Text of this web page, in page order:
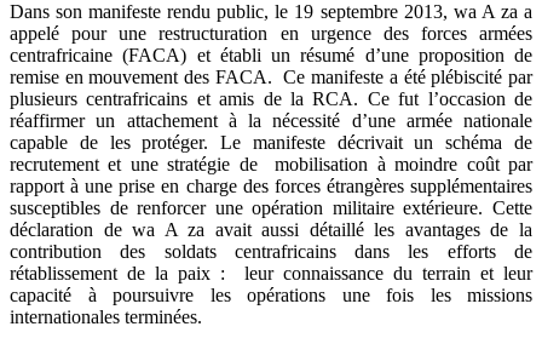
Dans son manifeste rendu public, le 19 septembre 2013, wa A za a
appelé pour une restructuration en urgence des forces armées
centrafricaine (FACA) et établi un résumé d’une proposition de
remise en mouvement des FACA. Ce manifeste a été plébiscité par
plusieurs centrafricains et amis de la RCA. Ce fut l’occasion de
réaffirmer un attachement à la nécessité d’une armée nationale
capable de les protéger. Le manifeste décrivait un schéma de
recrutement et une stratégie de mobilisation à moindre coût par
rapport à une prise en charge des forces étrangères supplémentaires
susceptibles de renforcer une opération militaire extérieure. Cette
déclaration de wa A za avait aussi détaillé les avantages de la
contribution des soldats centrafricains dans les efforts de
rétablissement de la paix : leur connaissance du terrain et leur
capacité à poursuivre les opérations une fois les missions
internationales terminées.